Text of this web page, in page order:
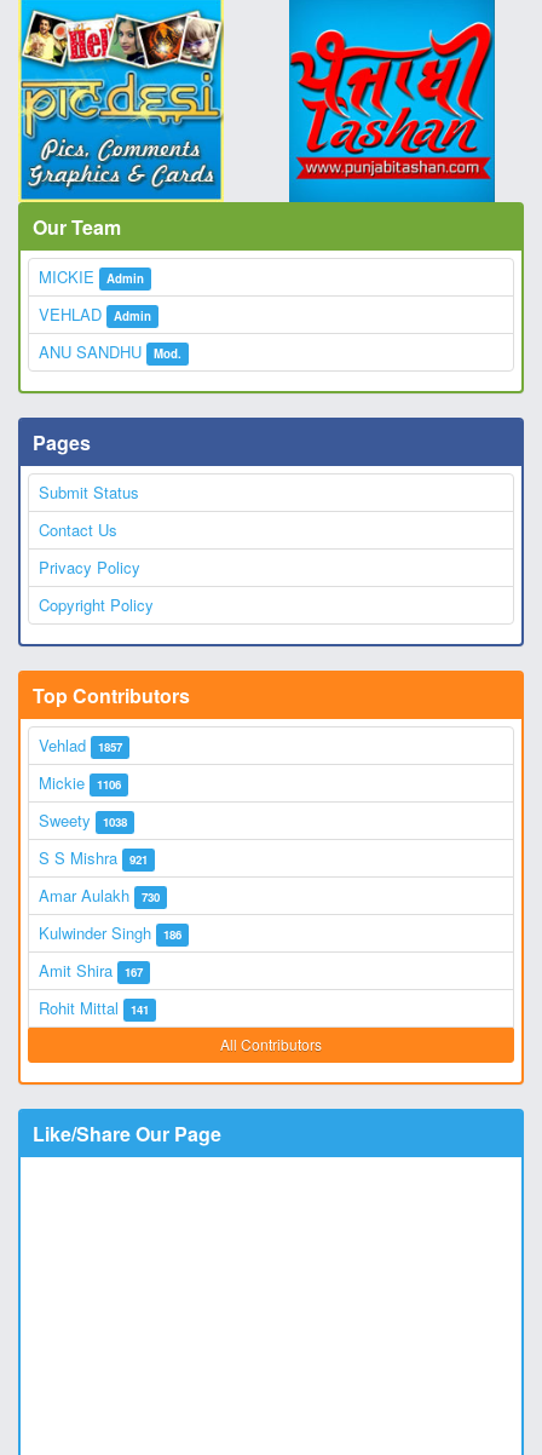
Our Team
MICKIE Admin
VEHLAD Admin
ANU SANDHU Mod.
Pages
Submit Status
Contact Us
Privacy Policy
Copyright Policy
Top Contributors
Vehlad 1857
Mickie 1106
Sweety 1038
S S Mishra 921
Amar Aulakh 730
Kulwinder Singh 186
Amit Shira 167
Rohit Mittal 141
All Contributors
Like/Share Our Page